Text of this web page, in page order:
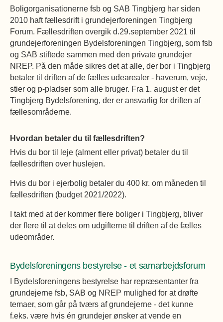
Boligafdelinger
Fælleslokaler
Dokumenter
Boligsocialt
Øvrige
Boligorganisationerne fsb og SAB Tingbjerg har siden
2010 haft fællesdrift i grundejerforeningen Tingbjerg
Forum. Fællesdriften overgik d.29.september 2021 til
grundejerforeningen Bydelsforeningen Tingbjerg, som fsb
og SAB stiftede sammen med den private grundejer
NREP. På den måde sikres det at alle, der bor i Tingbjerg
betaler til driften af de fælles udearealer - haverum, veje,
stier og p-pladser som alle bruger. Fra 1. august er det
Tingbjerg Bydelsforening, der er ansvarlig for driften af
fællesområderne.
Hvordan betaler du til fællesdriften?
Hvis du bor til leje (alment eller privat) betaler du til
fællesdriften over huslejen.
Hvis du bor i ejerbolig betaler du 400 kr. om måneden til
fællesdriften (budget 2021/2022).
I takt med at der kommer flere boliger i Tingbjerg, bliver
der flere til at deles om udgifterne til driften af de fælles
udeområder.
Bydelsforeningens bestyrelse - et samarbejdsforum
I Bydelsforeningens bestyrelse har repræsentanter fra
grundejerne fsb, SAB og NREP mulighed for at drøfte
temaer, som går på tværs af grundejerne - det kunne
f.eks. være hvis én grundejer ønsker at vende en